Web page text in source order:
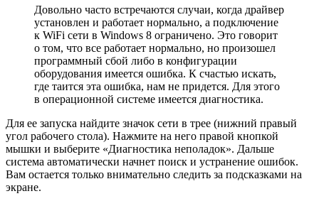
Довольно часто встречаются случаи, когда драйвер
установлен и работает нормально, а подключение
к WiFi сети в Windows 8 ограничено. Это говорит
о том, что все работает нормально, но произошел
программный сбой либо в конфигурации
оборудования имеется ошибка. К счастью искать,
где таится эта ошибка, нам не придется. Для этого
в операционной системе имеется диагностика.
Для ее запуска найдите значок сети в трее (нижний правый
угол рабочего стола). Нажмите на него правой кнопкой
мышки и выберите «Диагностика неполадок». Дальше
система автоматически начнет поиск и устранение ошибок.
Вам остается только внимательно следить за подсказками на
экране.